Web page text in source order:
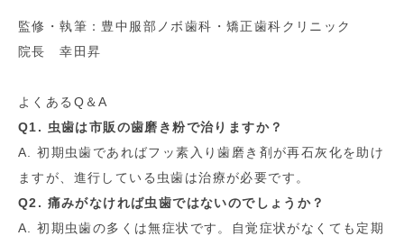
監修・執筆：豊中服部ノボ歯科・矯正歯科クリニック
院長 幸田昇
よくあるQ＆A
Q1. 虫歯は市販の歯磨き粉で治りますか？
A. 初期虫歯であればフッ素入り歯磨き剤が再石灰化を助け
ますが、進行している虫歯は治療が必要です。
Q2. 痛みがなければ虫歯ではないのでしょうか？
A. 初期虫歯の多くは無症状です。自覚症状がなくても定期